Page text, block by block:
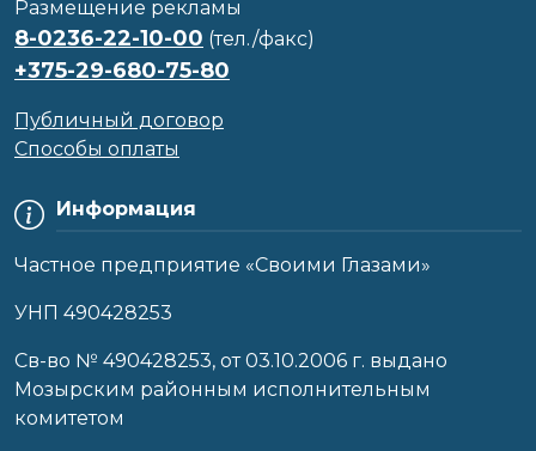
Информация
Частное предприятие «Своими Глазами»
УНП 490428253
Cв-во № 490428253, от 03.10.2006 г. выдано
Мозырским районным исполнительным
комитетом
Размещение рекламы
8-0236-22-10-00 (тел./факс)
+375-29-680-75-80
Публичный договор
Способы оплаты